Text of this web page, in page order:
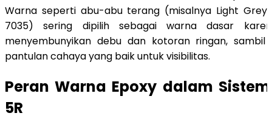
Warna seperti abu-abu terang (misalnya Light Grey
7035) sering dipilih sebagai warna dasar
menyembunyikan debu dan kotoran ringan,
pantulan cahaya yang baik untuk visibilitas.
Peran Warna Epoxy dalam
5R